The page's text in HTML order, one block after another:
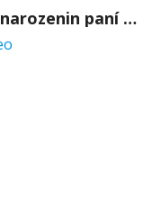
Oslava 101. narozenin paní Věry Skořepové